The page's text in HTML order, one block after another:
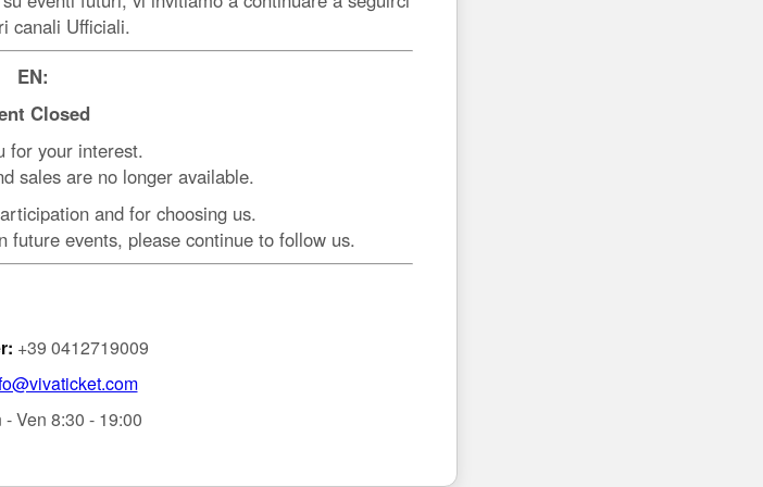
canali Ufficiali.
EN:
Closed
for your interest.
sales are no longer available.
and for choosing us.
events, please continue to follow us.
+39 0412719009
- Ven 8:30 - 19:00